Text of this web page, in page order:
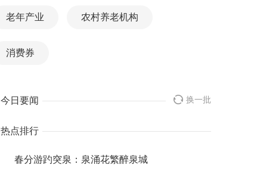
老年产业 农村养老机构
消费券
今日要闻 换一批
热点排行
春分游趵突泉：泉涌花繁醉泉城